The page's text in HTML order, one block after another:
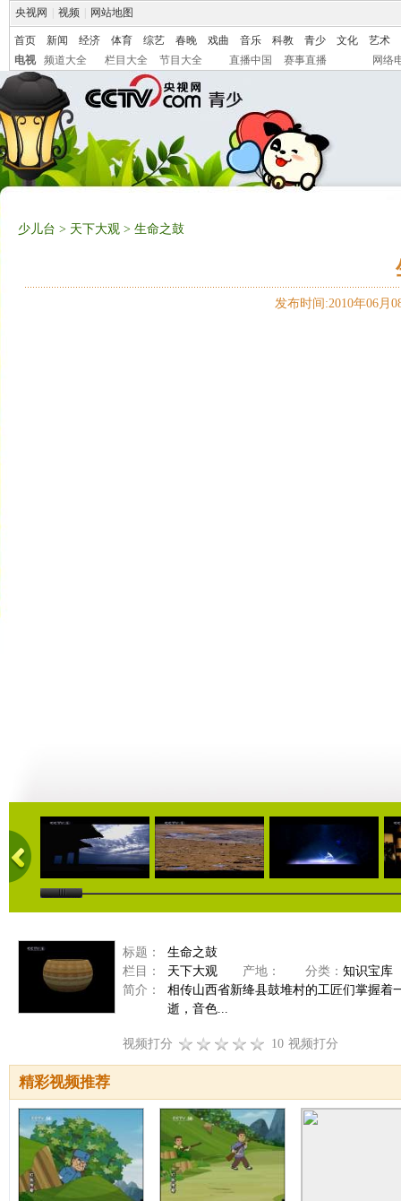
央视网 视频 网站地图
首页 新闻 经济 体育 综艺 春晚 戏曲 音乐 科教 青少 文化
艺术
电视
频道大全 栏目大全 节目大全 直播中国 赛事直播 网络
少儿台 > 天下大观 > 生命之鼓
发布时间:2010年06月
07:58 07:58 00:30
标题：
生命之鼓
栏目：
天下大观 产地： 分类： 知识宝库
简介：
相传山西省新绛县鼓堆村的工匠们掌握着
逝，音色...
视频打分 10 视频打分
精彩视频推荐